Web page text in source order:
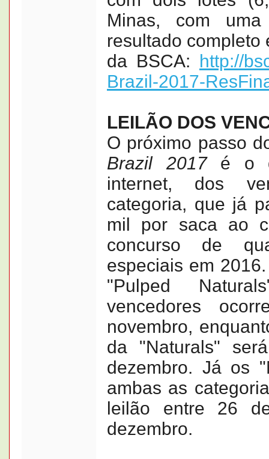
Minas, com
resultado completo
da BSCA:
http://
Brazil-2017-
LEILÃO DOS
O próximo passo
Brazil 2017é o
internet, dos
categoria, que já
mil por saca ao
concurso de
especiais em
"Pulped
vencedores
novembro,
da "Naturals"
dezembro. Já os
ambas as
leilão entre 26
dezembro.